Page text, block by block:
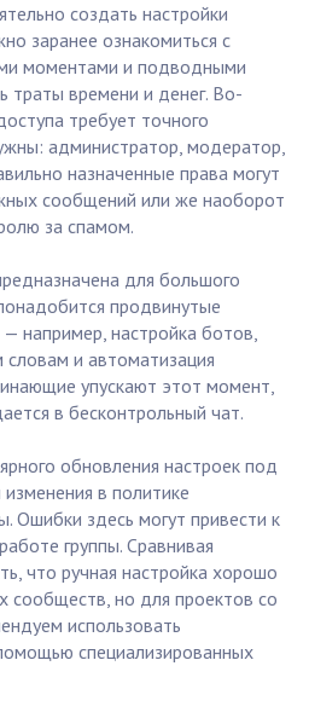
создать настройки
заранее ознакомиться с
моментами и подводными
траты времени и денег. Во-
требует точного
администратор, модератор,
назначенные права могут
сообщений или же наоборот
за спамом.
для большого
продвинутые
например, настройка ботов,
и автоматизация
упускают этот момент,
в бесконтрольный чат.
обновления настроек под
в политике
Ошибки здесь могут привести к
группы. Сравнивая
что ручная настройка хорошо
сообществ, но для проектов со
использовать
специализированных